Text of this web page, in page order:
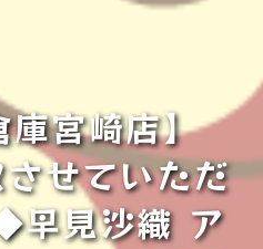
庫宮崎店】
せていただ
早見沙織 ア